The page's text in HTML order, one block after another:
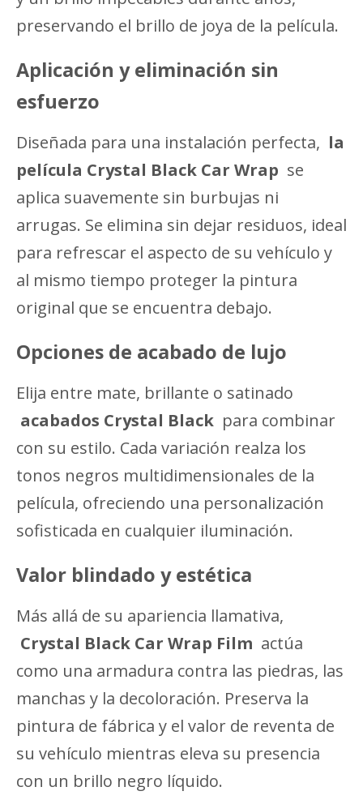
preservando el brillo de joya de la película.
Aplicación y eliminación sin
esfuerzo
Diseñada para una instalación perfecta, la
película Crystal Black Car Wrap se
aplica suavemente sin burbujas ni
arrugas. Se elimina sin dejar residuos, ideal
para refrescar el aspecto de su vehículo y
al mismo tiempo proteger la pintura
original que se encuentra debajo.
Opciones de acabado de lujo
Elija entre mate, brillante o satinado
acabados Crystal Black para combinar
con su estilo. Cada variación realza los
tonos negros multidimensionales de la
película, ofreciendo una personalización
sofisticada en cualquier iluminación.
Valor blindado y estética
Más allá de su apariencia llamativa,
Crystal Black Car Wrap Film actúa
como una armadura contra las piedras, las
manchas y la decoloración. Preserva la
pintura de fábrica y el valor de reventa de
su vehículo mientras eleva su presencia
con un brillo negro líquido.